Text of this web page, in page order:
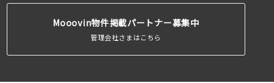
Mooovin物件掲載パートナー募集中
管理会社さまはこちら